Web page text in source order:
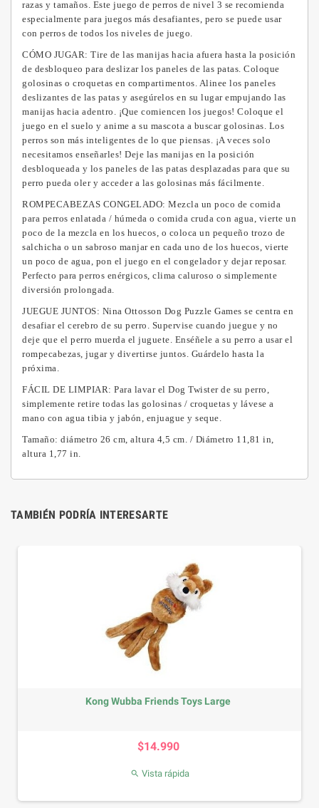
razas y tamaños. Este juego de perros de nivel 3 se recomienda
especialmente para juegos más desafiantes, pero se puede usar
con perros de todos los niveles de juego.
CÓMO JUGAR: Tire de las manijas hacia afuera hasta la posición
de desbloqueo para deslizar los paneles de las patas. Coloque
golosinas o croquetas en compartimentos. Alinee los paneles
deslizantes de las patas y asegúrelos en su lugar empujando las
manijas hacia adentro. ¡Que comiencen los juegos! Coloque el
juego en el suelo y anime a su mascota a buscar golosinas. Los
perros son más inteligentes de lo que piensas. ¡A veces solo
necesitamos enseñarles! Deje las manijas en la posición
desbloqueada y los paneles de las patas desplazadas para que su
perro pueda oler y acceder a las golosinas más fácilmente.
ROMPECABEZAS CONGELADO: Mezcla un poco de comida
para perros enlatada / húmeda o comida cruda con agua, vierte un
poco de la mezcla en los huecos, o coloca un pequeño trozo de
salchicha o un sabroso manjar en cada uno de los huecos, vierte
un poco de agua, pon el juego en el congelador y dejar reposar.
Perfecto para perros enérgicos, clima caluroso o simplemente
diversión prolongada.
JUEGUE JUNTOS: Nina Ottosson Dog Puzzle Games se centra en
desafiar el cerebro de su perro. Supervise cuando juegue y no
deje que el perro muerda el juguete. Enséñele a su perro a usar el
rompecabezas, jugar y divertirse juntos. Guárdelo hasta la
próxima.
FÁCIL DE LIMPIAR: Para lavar el Dog Twister de su perro,
simplemente retire todas las golosinas / croquetas y lávese a
mano con agua tibia y jabón, enjuague y seque.
Tamaño: diámetro 26 cm, altura 4,5 cm. / Diámetro 11,81 in,
altura 1,77 in.
TAMBIÉN PODRÍA INTERESARTE
Kong Wubba Friends Toys Large
$14.990
Vista rápida